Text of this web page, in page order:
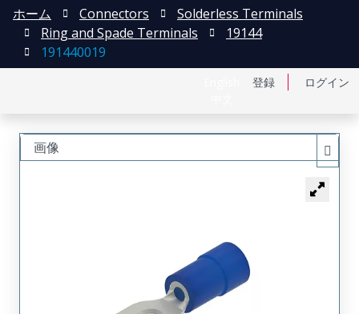
登録 ログイン
ホーム Connectors
Solderless Terminals
Ring and Spade Terminals
19144
191440019
画像